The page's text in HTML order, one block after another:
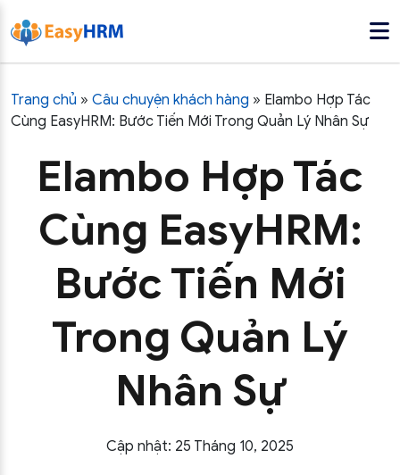
Trang chủ » Câu chuyện khách hàng » Elambo Hợp Tác
Cùng EasyHRM: Bước Tiến Mới Trong Quản Lý Nhân Sự
Elambo Hợp Tác
Cùng EasyHRM:
Bước Tiến Mới
Trong Quản Lý
Nhân Sự
Cập nhật: 25 Tháng 10, 2025